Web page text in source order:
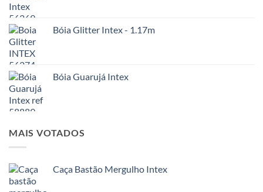
Bóia Glitter Intex - 1.17m
Bóia Guarujá Intex
MAIS VOTADOS
Caça Bastão Mergulho Intex